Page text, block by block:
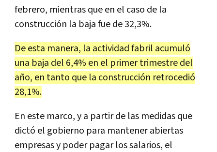
febrero, mientras que en el caso de la
construcción la baja fue de 32,3%.
De esta manera, la actividad fabril acumuló
una baja del 6,4% en el primer trimestre del
año, en tanto que la construcción retrocedió
28,1%.
En este marco, y a partir de las medidas que
dictó el gobierno para mantener abiertas
empresas y poder pagar los salarios, el